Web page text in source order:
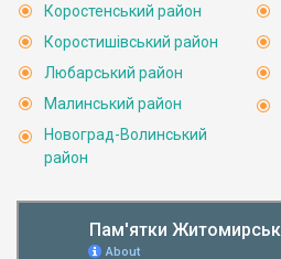
Коростенський район
Коростишівський район
Любарський район
Малинський район
Новоград-Волинський
район